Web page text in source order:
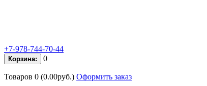
+7-978-744-70-44
Корзина: 0
Товаров 0 (0.00руб.) Оформить заказ